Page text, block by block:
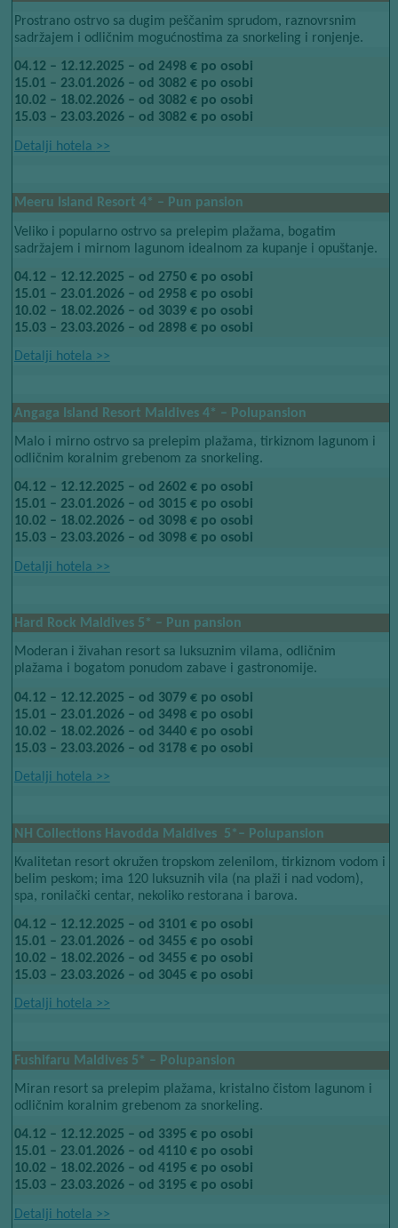
Prostrano ostrvo sa dugim peščanim sprudom, raznovrsnim
sadržajem i odličnim mogućnostima za snorkeling i ronjenje.
04.12 – 12.12.2025 – od 2498 € po osobi
15.01 – 23.01.2026 – od 3082 € po osobi
10.02 – 18.02.2026 – od 3082 € po osobi
15.03 – 23.03.2026 – od 3082 € po osobi
Detalji hotela​​ >>
Meeru Island Resort​​ 4*​​ – Pun pansion
Veliko i popularno ostrvo sa prelepim plažama, bogatim
sadržajem i mirnom lagunom idealnom za kupanje i opuštanje.
04.12 – 12.12.2025 – od 2750 € po osobi
15.01 – 23.01.2026 – od 2958 € po osobi
10.02 – 18.02.2026 – od 3039 € po osobi
15.03 – 23.03.2026 – od 2898 € po osobi
Detalji hotela​​ >>
Angaga Island Resort Maldives​​ 4*​​ – Polupansion
Malo i mirno ostrvo sa prelepim plažama, tirkiznom lagunom i
odličnim koralnim grebenom za snorkeling.
04.12 – 12.12.2025 – od 2602 € po osobi
15.01 – 23.01.2026 – od 3015 € po osobi
10.02 – 18.02.2026 – od 3098 € po osobi
15.03 – 23.03.2026 – od 3098 € po osobi
Detalji hotela​​ >>
Hard Rock Maldives​​ 5*​​ – Pun pansion
Moderan i živahan resort sa luksuznim vilama, odličnim
plažama i bogatom ponudom zabave i gastronomije.
04.12 – 12.12.2025 – od 3079 € po osobi
15.01 – 23.01.2026 – od 3498 € po osobi
10.02 – 18.02.2026 – od 3440 € po osobi
15.03 – 23.03.2026 – od 3178 € po osobi
Detalji hotela​​ >>
NH Collections Havodda Maldives ​​ 5*– Polupansion
Kvalitetan resort​​ okružen tropskom zelenilom, tirkiznom vodom i
belim peskom; ima 120 luksuznih vila (na plaži i nad vodom),
spa, ronilački centar, nekoliko restorana i barova.
04.12 – 12.12.2025 – od 3101 € po osobi
15.01 – 23.01.2026 – od 3455 € po osobi
10.02 – 18.02.2026 – od 3455 € po osobi
15.03 – 23.03.2026 – od 3045 € po osobi
Detalji hotela​​ >>
Fushifaru Maldives 5* – Polupansion
Miran resort sa prelepim plažama, kristalno čistom lagunom i
odličnim koralnim grebenom za snorkeling.
04.12 – 12.12.2025 – od 3395 € po osobi
15.01 – 23.01.2026 – od 4110 € po osobi
10.02 – 18.02.2026 – od 4195 € po osobi
15.03 – 23.03.2026 – od 3195 € po osobi
Detalji hotela​​ >>